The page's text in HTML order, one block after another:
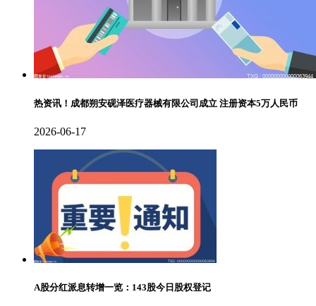
热资讯！成都朔安砚泽医疗器械有限公司成立 注册资本5万人民币
2026-06-17
A股分红派息转增一览：143股今日股权登记